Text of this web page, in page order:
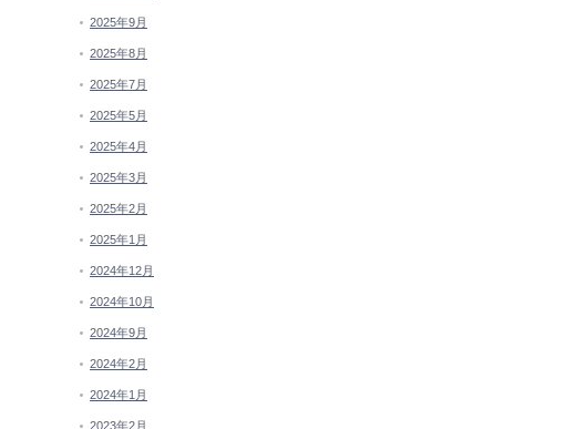
2025年9月
2025年8月
2025年7月
2025年5月
2025年4月
2025年3月
2025年2月
2025年1月
2024年12月
2024年10月
2024年9月
2024年2月
2024年1月
2023年2月